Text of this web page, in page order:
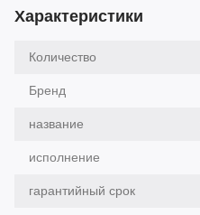
Характеристики
Количество
Бренд
название
исполнение
гарантийный срок